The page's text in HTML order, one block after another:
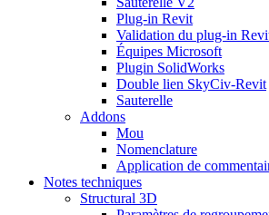
Plug-in Revit
Validation du plug-in
Équipes Microsoft
Plugin SolidWorks
Double lien SkyCiv-Revit
Sauterelle
Addons
Mou
Nomenclature
Application de
Notes techniques
Structural 3D